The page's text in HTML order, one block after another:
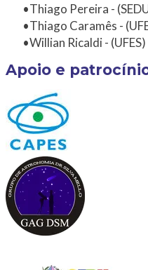
Thiago Pereira -
Thiago Caramês -
Willian Ricaldi - (UFES)
Apoio e